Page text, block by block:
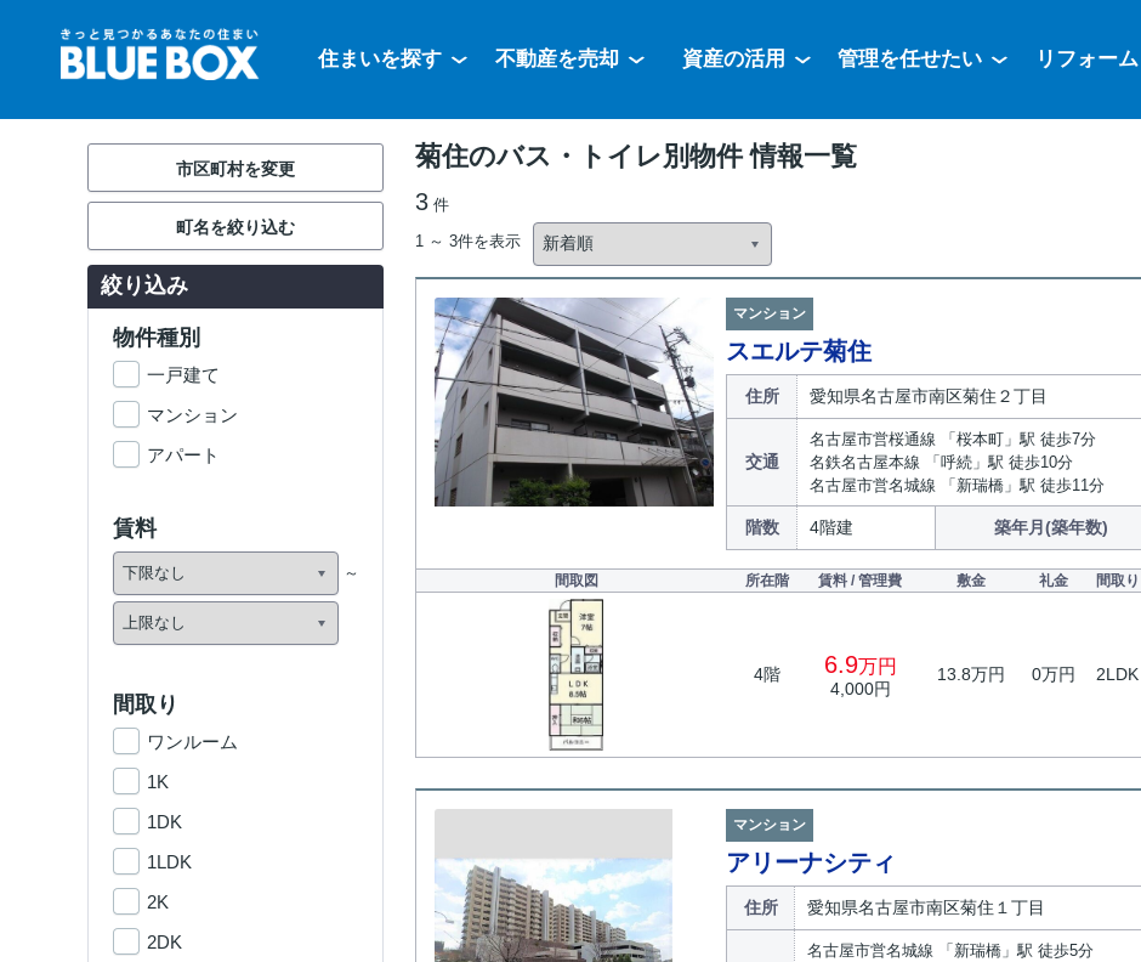
住まいを探す 不動産を売却 資産の活用 管理を任せたい リフォーム
菊住のバス・トイレ別物件 情報一覧
3 件
1 ～ 3件を表示
マンション
スエルテ菊住
住所 愛知県名古屋市南区菊住２丁目
交通
名古屋市営桜通線 「桜本町」駅 徒歩7分
名鉄名古屋本線 「呼続」駅 徒歩10分
名古屋市営名城線 「新瑞橋」駅 徒歩11分
階数 4階建 築年月(築年数)
間取図 所在階 賃料 / 管理費 敷金 礼金 間取り
4階 6.9万円
4,000円
13.8万円 0万円 2LDK
マンション
アリーナシティ
住所 愛知県名古屋市南区菊住１丁目
名古屋市営名城線 「新瑞橋」駅 徒歩5分
市区町村を変更
町名を絞り込む
絞り込み
物件種別
一戸建て
マンション
アパート
賃料
間取り
ワンルーム
1K
1DK
1LDK
2K
2DK